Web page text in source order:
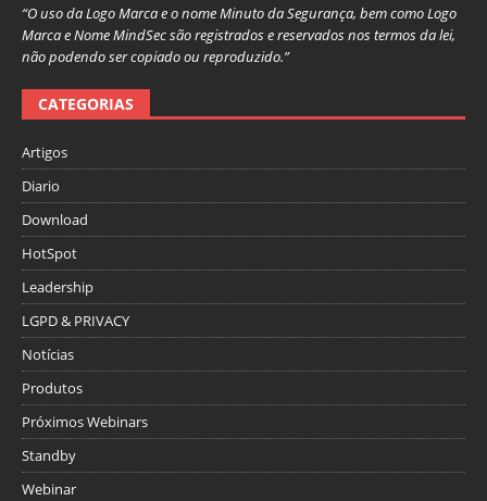
“O uso da Logo Marca e o nome Minuto da Segurança, bem como Logo
Marca e Nome MindSec são registrados e reservados nos termos da lei,
não podendo ser copiado ou reproduzido.”
CATEGORIAS
Artigos
Diario
Download
HotSpot
Leadership
LGPD & PRIVACY
Notícias
Produtos
Próximos Webinars
Standby
Webinar